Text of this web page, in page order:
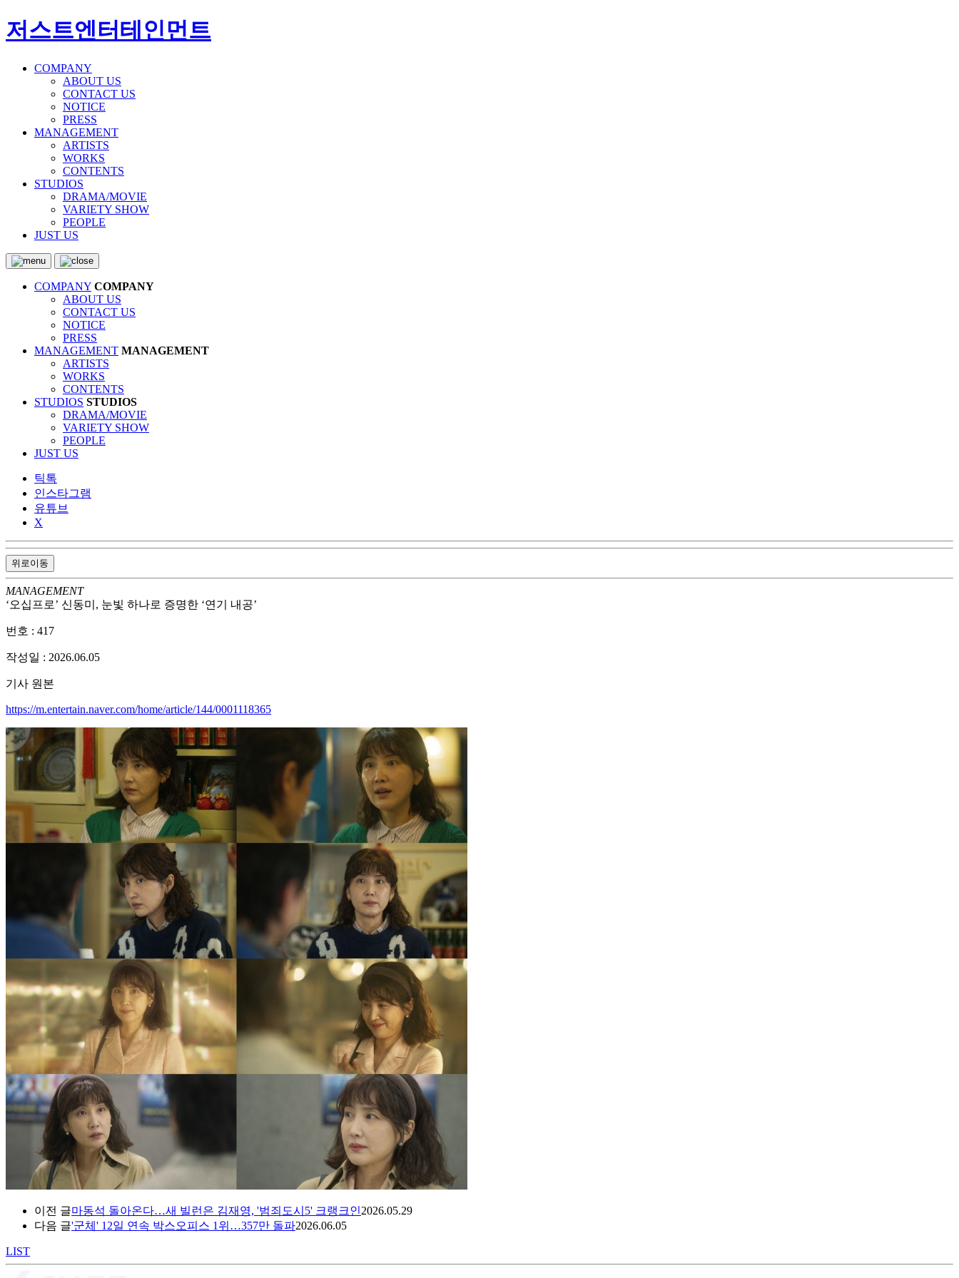
저스트엔터테인먼트
COMPANY
ABOUT US
CONTACT US
NOTICE
PRESS
MANAGEMENT
ARTISTS
WORKS
CONTENTS
STUDIOS
DRAMA/MOVIE
VARIETY SHOW
PEOPLE
JUST US
COMPANY COMPANY
ABOUT US
CONTACT US
NOTICE
PRESS
MANAGEMENT MANAGEMENT
ARTISTS
WORKS
CONTENTS
STUDIOS STUDIOS
DRAMA/MOVIE
VARIETY SHOW
PEOPLE
JUST US
틱톡
인스타그램
유튜브
X
위로이동
MANAGEMENT
‘오십프로’ 신동미, 눈빛 하나로 증명한 ‘연기 내공’
번호 : 417
작성일 : 2026.06.05
기사 원본
https://m.entertain.naver.com/home/article/144/0001118365
이전 글마동석 돌아온다…새 빌런은 김재영, '범죄도시5' 크랭크인2026.05.29
다음 글'군체' 12일 연속 박스오피스 1위…357만 돌파2026.06.05
LIST